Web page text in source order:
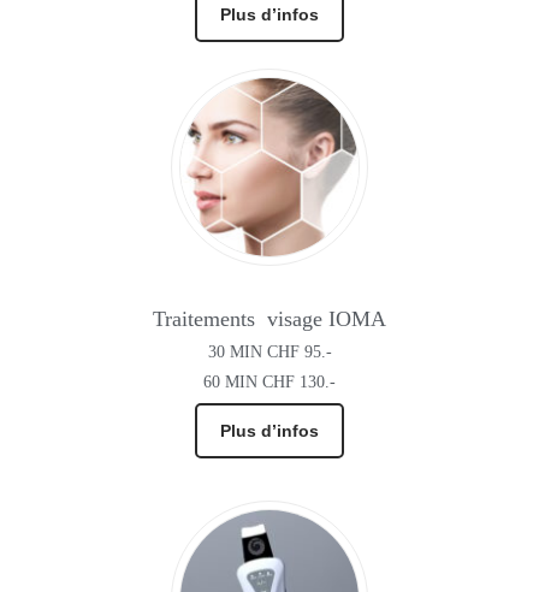
Plus d’infos
Traitements visage IOMA
30 MIN CHF 95.-
60 MIN CHF 130.-
Plus d’infos